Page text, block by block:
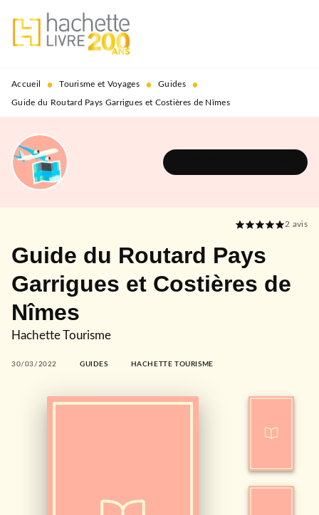
MENU RECHERCHE
PIED DE PAGE
Accueil • Tourisme et Voyages • Guides •
Guide du Routard Pays Garrigues et Costières de Nîmes
2 avis
Guide du Routard Pays
Garrigues et Costières de
Nîmes
Hachette Tourisme
30/03/2022 GUIDES HACHETTE TOURISME